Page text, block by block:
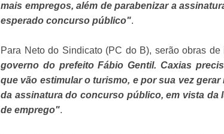
mais empregos, além de parabenizar a
esperado concurso público".
Para Neto do Sindicato (PC do B), serão obras de
governo do prefeito Fábio Gentil. Caxias
que vão estimular o turismo, e por sua vez
da assinatura do concurso público, em vista da
de emprego".